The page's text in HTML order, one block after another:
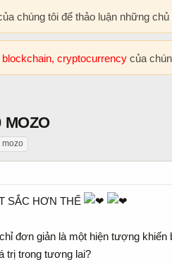
chúng tôi để thảo luận những
cryptocurrency của
MOZO
mozo
SẮC HƠN THẾ
đơn giản là một hiện tượng
trị trong tương lai?